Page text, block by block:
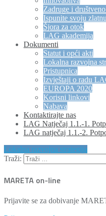
Zadruge i
Ispunite svoju
Šjora za otok
LAG akademija
Dokumenti
Statut i opći akti
Lokalna razvojna
Pristupnica
Izvještaji o radu
EUROPA 2020
Korisni linkovi
Nabava
Kontaktirajte nas
LAG Natječaj 1.1.-1.
LAG natječaj 1.1.-2.
Lokalna razvojna strategija
Traži:
MARETA on-line
Prijavite se za dobivanje